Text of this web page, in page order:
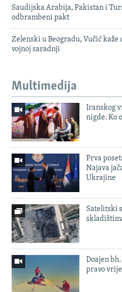
Saudijska Arabija, Pakistan i
odbrambeni pakt
Zelenski u Beogradu, Vučić kaže
vojnoj saradnji
Multimedija
Iranskog
nigde. Ko
Prva
Najava
Ukrajine
Satelitski
Doajen
pravo